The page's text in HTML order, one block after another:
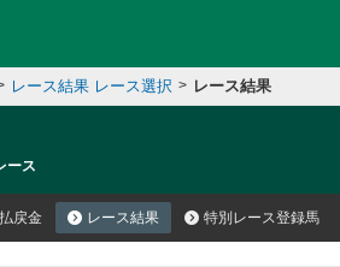
レース結果 レース選択 > レース結果
ース
払戻金 レース結果 特別レース登録馬